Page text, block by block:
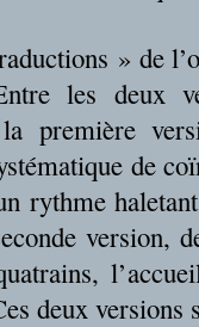
» de
les deux
première
de
rythme
version,
deux